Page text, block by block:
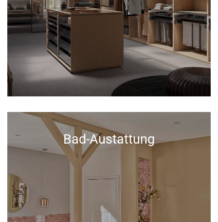
Bad-Austattung